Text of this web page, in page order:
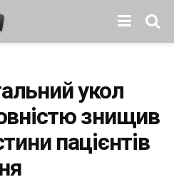
укол
знищив
пацієнтів